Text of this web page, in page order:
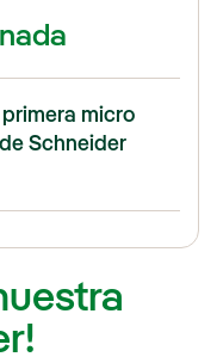
primera micro
Schneider